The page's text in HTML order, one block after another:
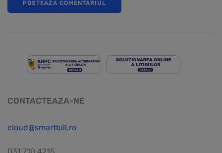
CONTACTEAZA-NE
cloud@smartbill.ro